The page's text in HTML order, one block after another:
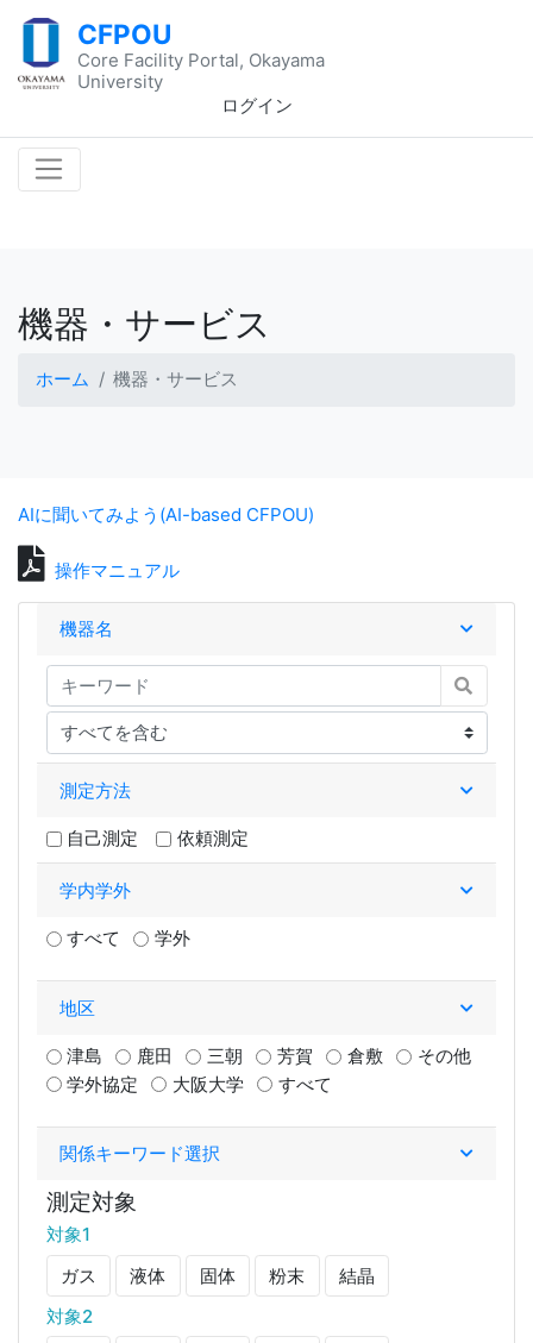
CFPOU
Core Facility Portal, Okayama
University
ログイン
機器・サービス
ホーム 機器・サービス
AIに聞いてみよう(AI-based CFPOU)
操作マニュアル
機器名
測定方法
自己測定 依頼測定
学内学外
すべて 学外
地区
津島 鹿田 三朝 芳賀 倉敷
その他
学外協定
大阪大学 すべて
関係キーワード選択
測定対象
対象1
ガス
液体 固体 粉末
結晶
対象2